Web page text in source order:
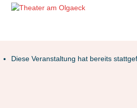
Diese Veranstaltung hat bereits